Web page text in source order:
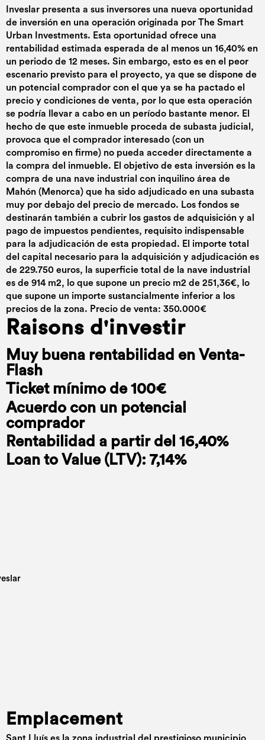
Inveslar presenta a sus inversores una nueva oportunidad
de inversión en una operación originada por The Smart
Urban Investments. Esta oportunidad ofrece una
rentabilidad estimada esperada de al menos un 16,40% en
un periodo de 12 meses. Sin embargo, esto es en el peor
escenario previsto para el proyecto, ya que se dispone de
un potencial comprador con el que ya se ha pactado el
precio y condiciones de venta, por lo que esta operación
se podría llevar a cabo en un período bastante menor. El
hecho de que este inmueble proceda de subasta judicial,
provoca que el comprador interesado (con un
compromiso en firme) no pueda acceder directamente a
la compra del inmueble. El objetivo de esta inversión es la
compra de una nave industrial con inquilino área de
Mahón (Menorca) que ha sido adjudicado en una subasta
muy por debajo del precio de mercado. Los fondos se
destinarán también a cubrir los gastos de adquisición y al
pago de impuestos pendientes, requisito indispensable
para la adjudicación de esta propiedad. El importe total
del capital necesario para la adquisición y adjudicación es
de 229.750 euros, la superficie total de la nave industrial
es de 914 m2, lo que supone un precio m2 de 251,36€, lo
que supone un importe sustancialmente inferior a los
precios de la zona. Precio de venta: 350.000€
Raisons d'investir
Muy buena rentabilidad en Venta-
Flash
Ticket mínimo de 100€
Acuerdo con un potencial
comprador
Rentabilidad a partir del 16,40%
Loan to Value (LTV): 7,14%
Emplacement